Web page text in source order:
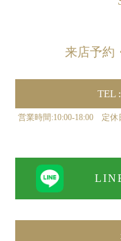
来店予約
TEL
営業時間:10:00-18:00 定休